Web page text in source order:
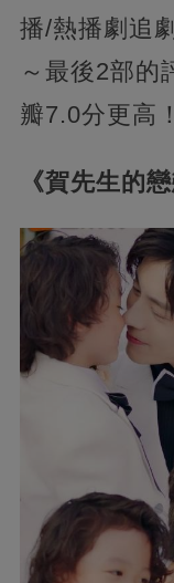
播/熱播劇追
～最後2部的
瓣7.0分更高！
《賀先生的